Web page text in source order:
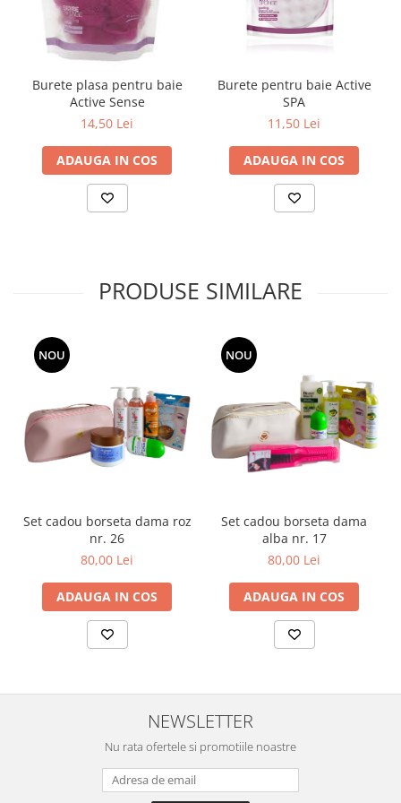
toalete portabile
Solutii curatare si intretinere
terase exterioare
Solutii curatare si intretinere
mobilier gradina
Solutii de curatare si intretinere
gratare exterioare si seminee
Foglia D'Oro
Odorizanti & Neutralizatori pentru
Dispensere pentru doze
odorizante spray SPRING AIR
SPRING AIR
Saculeti parfumati si pliculete
Uleiuri esentiale aromaterapie si
difuzoare
Odorizanti cu bete de ratan si
Odorizanti spray si neutralizatori
miros ambient si tesaturi
Odorizanti pentru baie
Absorbanti de Umiditate & Rezerve
OdorBlock Neutralizatori miros
Pachete Odorizare
Odorizanti auto
Produse pentu aprins focul
Produse pudra certificate Eco Cert
Auto Bricolaj & Gradina & Camping
Pasta si crema abraziva pentru
Burete plasa pentru baie
Active Sense
14,50 Lei
ADAUGA IN COS
Burete pentru baie Active
SPA
11,50 Lei
ADAUGA IN COS
PRODUSE SIMILARE
NOU
Set cadou borseta dama roz
nr. 26
80,00 Lei
ADAUGA IN COS
NOU
Set cadou borseta dama
alba nr. 17
80,00 Lei
ADAUGA IN COS
NEWSLETTER
Nu rata ofertele si promotiile noastre